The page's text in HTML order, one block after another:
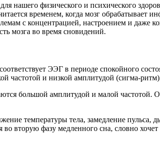
нашего физического и психического
временем, когда мозг обрабатывает
с концентрацией, настроением и даже
мозга во время сновидений.
ЭЭГ в периоде спокойного
частотой и низкой амплитудой (сигма-
большой амплитудой и малой частотой.
температуры тела, замедление
вторую фазу медленного сна, словно